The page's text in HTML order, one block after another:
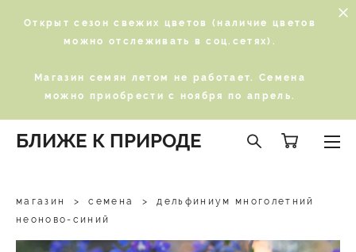
Открыт сезон свежих цветов (наличие цветов
можно отслеживать в соц.сетях).
Магазин семян летом не работает. Семена
можно приобрести с ноября по апрель.
БЛИЖЕ К ПРИРОДЕ
магазин > семена >
дельфиниум многолетний
неоново-синий